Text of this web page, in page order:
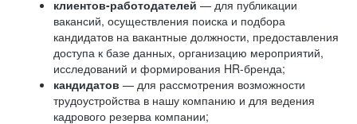
клиентов-работодателей — для публикации
вакансий, осуществления поиска и подбора
кандидатов на вакантные должности, предоставления
доступа к базе данных, организацию мероприятий,
исследований и формирования HR-бренда;
кандидатов — для рассмотрения возможности
трудоустройства в нашу компанию и для ведения
кадрового резерва компании;